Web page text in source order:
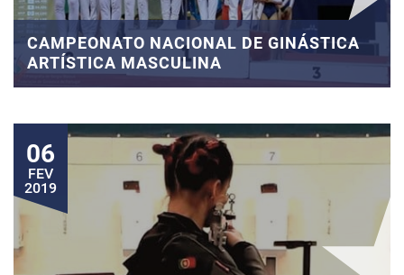
CAMPEONATO NACIONAL DE GINÁSTICA
ARTÍSTICA MASCULINA
06
FEV
2019